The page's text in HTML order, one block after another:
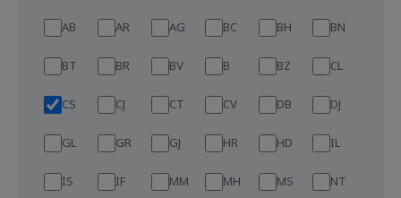
AB AR AG BC BH BN
BT BR BV B BZ CL
CS CJ CT CV DB DJ
GL GR GJ HR HD IL
IS IF MM MH MS NT